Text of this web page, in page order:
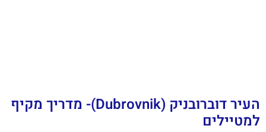
העיר דוברובניק (Dubrovnik)- מדריך מקיף
למטיילים